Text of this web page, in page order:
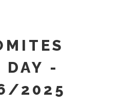
DAY -
2025